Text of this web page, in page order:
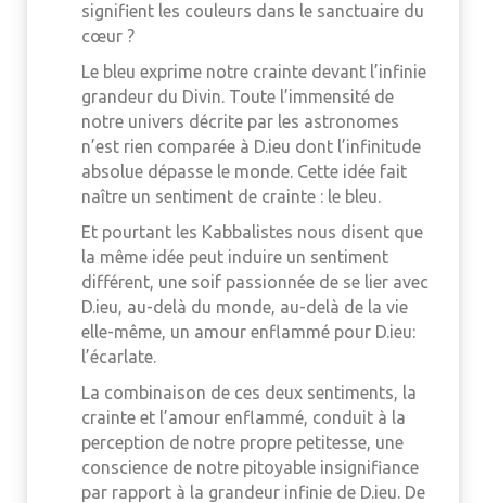
signifient les couleurs dans le sanctuaire du
cœur ?
Le bleu exprime notre crainte devant l’infinie
grandeur du Divin. Toute l’immensité de
notre univers décrite par les astronomes
n’est rien comparée à D.ieu dont l’infinitude
absolue dépasse le monde. Cette idée fait
naître un sentiment de crainte : le bleu.
Et pourtant les Kabbalistes nous disent que
la même idée peut induire un sentiment
différent, une soif passionnée de se lier avec
D.ieu, au-delà du monde, au-delà de la vie
elle-même, un amour enflammé pour D.ieu:
l’écarlate.
La combinaison de ces deux sentiments, la
crainte et l’amour enflammé, conduit à la
perception de notre propre petitesse, une
conscience de notre pitoyable insignifiance
par rapport à la grandeur infinie de D.ieu. De